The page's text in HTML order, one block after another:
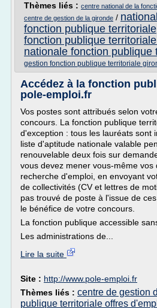
Thèmes liés : centre national de la
centre de gestion de la gironde /
fonction publique territoriale
fonction publique
nationale fonction publique
gestion fonction publique territoriale
Accédez à la fonction
pole-emploi.fr
Vos postes sont attribués selon
concours. La fonction publique
d'exception : tous les lauréats sont
liste d'aptitude nationale valable
renouvelable deux fois sur
vous devez mener vous-même vos
recherche d'emploi, en envoyant
de collectivités (CV et lettres de
pas trouvé de poste à l'issue de
le bénéfice de votre concours.
La fonction publique accessible
Les administrations de...
Lire la suite
Site : http://www.pole-emploi.fr
Thèmes liés : centre de gestion
publique territoriale offres